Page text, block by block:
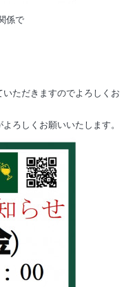
係で
ただきますのでよろしくお
ろしくお願いいたします。